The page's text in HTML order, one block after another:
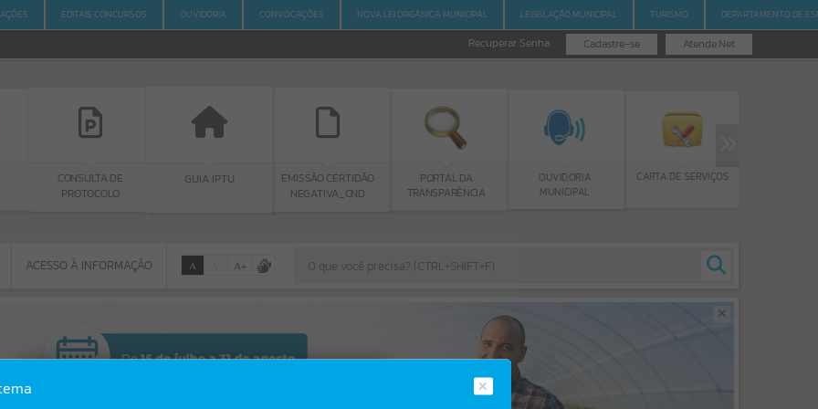
EDITAIS CONCURSOS OUVIDORIA CONVOCAÇÕES NOVA LEI ORGÂNICA MUNICIPAL LEGISLAÇÃO MUNICIPAL TURISMO DEPARTAMENTO DE
Atende.Net
Cadastre-se
Recuperar Senha
CONSULTA DE
PROTOCOLO
GUIA IPTU
EMISSÃO CERTIDÃO
NEGATIVA_CND
PORTAL DA
TRANSPARÊNCIA
OUVIDORIA
MUNICIPAL
CARTA DE SERVIÇOS
PROGRAMA BOLSA
ACESSO À INFORMAÇÃO A A+